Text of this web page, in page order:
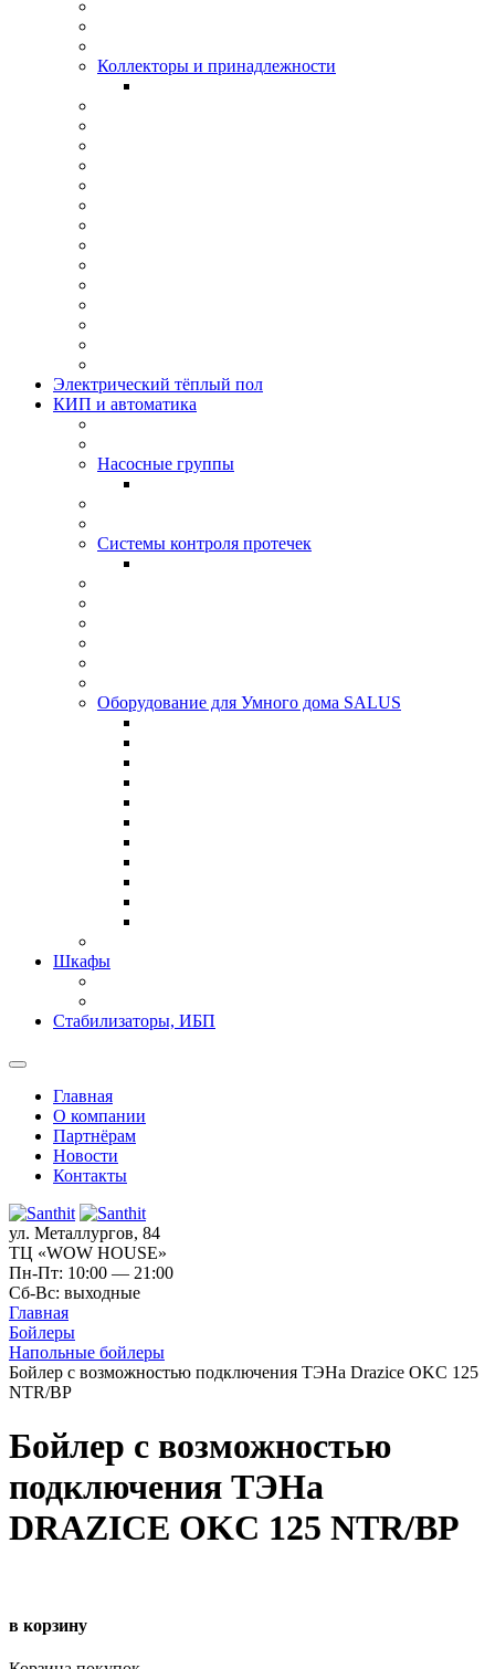
Коллекторы и принадлежности
Электрический тёплый пол
КИП и автоматика
Насосные группы
Системы контроля протeчек
Оборудование для Умного дома SALUS
Шкафы
Стабилизаторы, ИБП
Главная
О компании
Партнёрам
Новости
Контакты
ул. Металлургов, 84
ТЦ «WOW HOUSE»
Пн-Пт: 10:00 — 21:00
Сб-Вс: выходные
Главная
Бойлеры
Напольные бойлеры
Бойлер с возможностью подключения ТЭНа Drazice OKC 125
NTR/BP
Бойлер с возможностью
подключения ТЭНа
DRAZICE OKC 125 NTR/BP
в корзину